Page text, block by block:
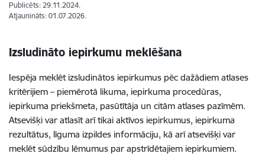
Publicēts: 29.11.2024.
Atjaunināts: 01.07.2026.
Izsludināto iepirkumu meklēšana
Iespēja meklēt izsludinātos iepirkumus pēc dažādiem atlases
kritērijiem – piemērotā likuma, iepirkuma procedūras,
iepirkuma priekšmeta, pasūtītāja un citām atlases pazīmēm.
Atsevišķi var atlasīt arī tikai aktīvos iepirkumus, iepirkuma
rezultātus, līguma izpildes informāciju, kā arī atsevišķi var
meklēt sūdzību lēmumus par apstrīdētajiem iepirkumiem.